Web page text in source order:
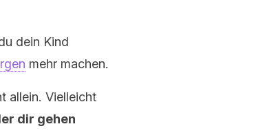
dein Kind
mehr machen.
allein. Vielleicht
dir gehen